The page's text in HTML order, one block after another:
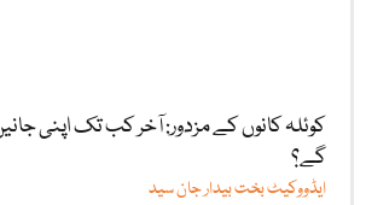
کوئلہ کانوں کے مزدور: آخر کب تک اپنی
گے؟
ایڈووکیٹ بخت بیدار جان سید